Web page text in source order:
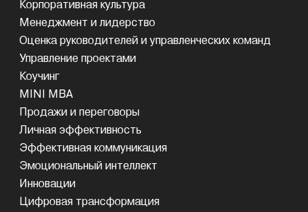
Корпоративная культура
Менеджмент и лидерство
Оценка руководителей и управленческих команд
Управление проектами
Коучинг
MINI MBA
Продажи и переговоры
Личная эффективность
Эффективная коммуникация
Эмоциональный интеллект
Инновации
Цифровая трансформация